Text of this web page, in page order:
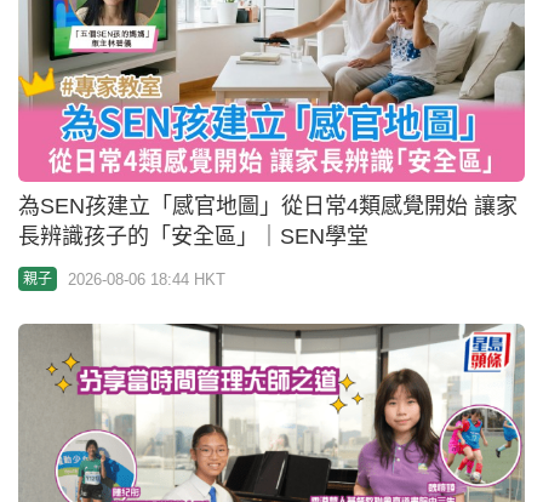
教育熱話 2026-08-06 18:19 HKT
東華學院誤發「取錄電郵」 大學聯招處：應以聯招
帳戶結果為準
教育新聞 2026-08-06 16:13 HKT